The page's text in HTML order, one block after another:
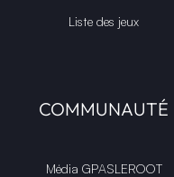
Liste des jeux
COMMUNAUTÉ
Média GPASLEROOT